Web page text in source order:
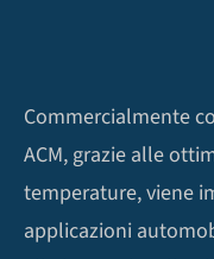
Commercialmente
ACM, grazie alle
temperature, viene
applicazioni